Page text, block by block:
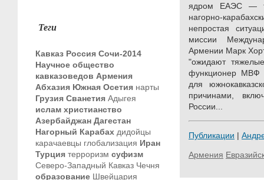
Теги
Кавказ Россия Сочи-2014
Научное общество
кавказоведов Армения
Абхазия Южная Осетия нарты
Грузия Сванетия Адыгея
ислам христианство
Азербайджан Дагестан
Нагорный Карабах дидойцы
карачаевцы глобализация Иран
Турция терроризм суфизм
Северо-Западный Кавказ Чечня
образование Швейцария
ядром ЕАЭС —
нагорно-
непростая
миссии
Армении Марк
"ожидают
функционер МВФ
для
причинами,
России...
Публикации |
Армения